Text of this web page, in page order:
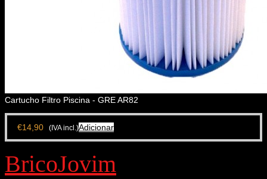
Cartucho Filtro Piscina - GRE AR82
€14,90 (IVA incl.)Adicionar
BricoJovim